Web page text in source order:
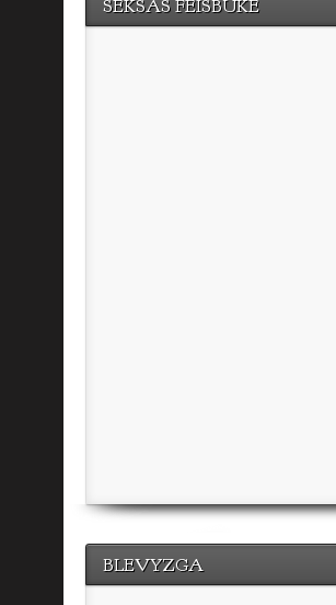
SEKSAS FEISBUKE
BLEVYZGA